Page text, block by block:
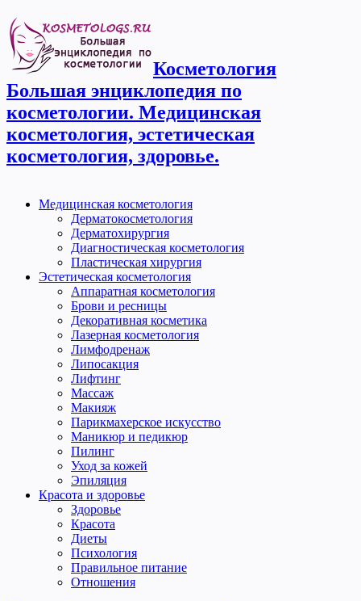
Косметология
Большая энциклопедия по
косметологии. Медицинская
косметология, эстетическая
косметология, здоровье.
Медицинская косметология
Дерматокосметология
Дерматохирургия
Диагностическая косметология
Пластическая хирургия
Эстетическая косметология
Аппаратная косметология
Брови и ресницы
Декоративная косметика
Лазерная косметология
Лимфодренаж
Липосакция
Лифтинг
Массаж
Макияж
Парикмахерское искусство
Маникюр и педикюр
Пилинг
Уход за кожей
Эпиляция
Красота и здоровье
Здоровье
Красота
Диеты
Психология
Правильное питание
Отношения